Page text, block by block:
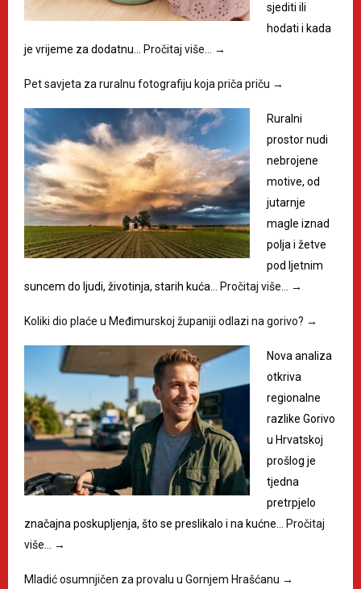
sjediti ili
hodati i kada
je vrijeme za dodatnu…
Pročitaj više… →
Pet savjeta za ruralnu fotografiju koja priča priču →
Ruralni
prostor nudi
nebrojene
motive, od
jutarnje
magle iznad
polja i žetve
pod ljetnim
suncem do ljudi, životinja, starih kuća…
Pročitaj više… →
Koliki dio plaće u Međimurskoj županiji odlazi na gorivo? →
Nova analiza
otkriva
regionalne
razlike Gorivo
u Hrvatskoj
prošlog je
tjedna
pretrpjelo
značajna poskupljenja, što se preslikalo i na kućne…
Pročitaj
više…
→
Mladić osumnjičen za provalu u Gornjem Hrašćanu →